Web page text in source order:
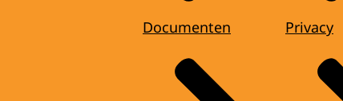
Documenten Privacy